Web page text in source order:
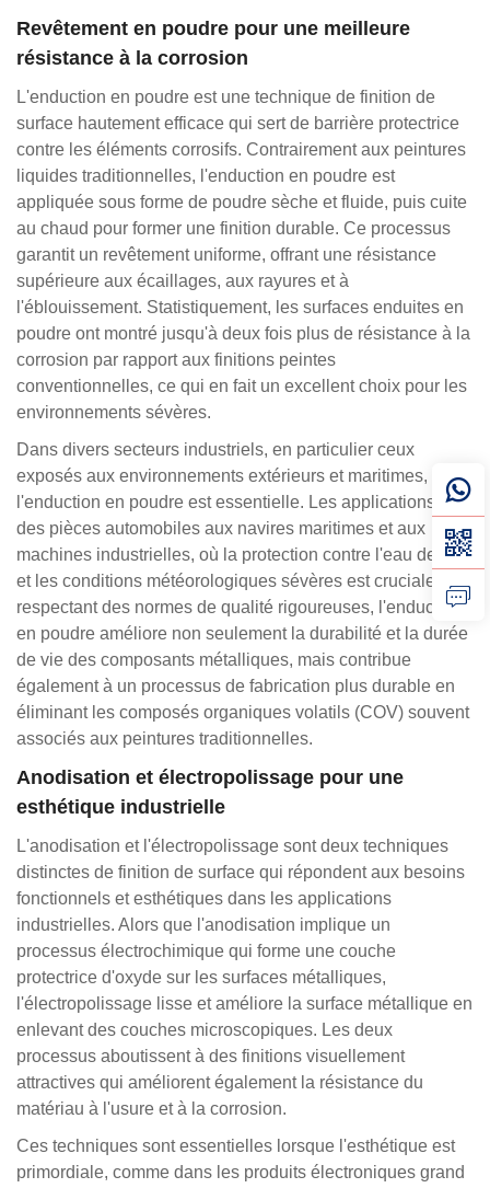
Revêtement en poudre pour une meilleure
résistance à la corrosion
L'enduction en poudre est une technique de finition de
surface hautement efficace qui sert de barrière protectrice
contre les éléments corrosifs. Contrairement aux peintures
liquides traditionnelles, l'enduction en poudre est
appliquée sous forme de poudre sèche et fluide, puis cuite
au chaud pour former une finition durable. Ce processus
garantit un revêtement uniforme, offrant une résistance
supérieure aux écaillages, aux rayures et à
l'éblouissement. Statistiquement, les surfaces enduites en
poudre ont montré jusqu'à deux fois plus de résistance à la
corrosion par rapport aux finitions peintes
conventionnelles, ce qui en fait un excellent choix pour les
environnements sévères.
Dans divers secteurs industriels, en particulier ceux
exposés aux environnements extérieurs et maritimes,
l'enduction en poudre est essentielle. Les applications vont
des pièces automobiles aux navires maritimes et aux
machines industrielles, où la protection contre l'eau de mer
et les conditions météorologiques sévères est cruciale. En
respectant des normes de qualité rigoureuses, l'enduction
en poudre améliore non seulement la durabilité et la durée
de vie des composants métalliques, mais contribue
également à un processus de fabrication plus durable en
éliminant les composés organiques volatils (COV) souvent
associés aux peintures traditionnelles.
Anodisation et électropolissage pour une
esthétique industrielle
L'anodisation et l'électropolissage sont deux techniques
distinctes de finition de surface qui répondent aux besoins
fonctionnels et esthétiques dans les applications
industrielles. Alors que l'anodisation implique un
processus électrochimique qui forme une couche
protectrice d'oxyde sur les surfaces métalliques,
l'électropolissage lisse et améliore la surface métallique en
enlevant des couches microscopiques. Les deux
processus aboutissent à des finitions visuellement
attractives qui améliorent également la résistance du
matériau à l'usure et à la corrosion.
Ces techniques sont essentielles lorsque l'esthétique est
primordiale, comme dans les produits électroniques grand